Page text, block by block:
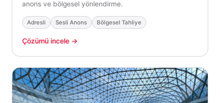
anons ve bölgesel yönlendirme.
Adresli Sesli Anons Bölgesel Tahliye
Çözümü incele →